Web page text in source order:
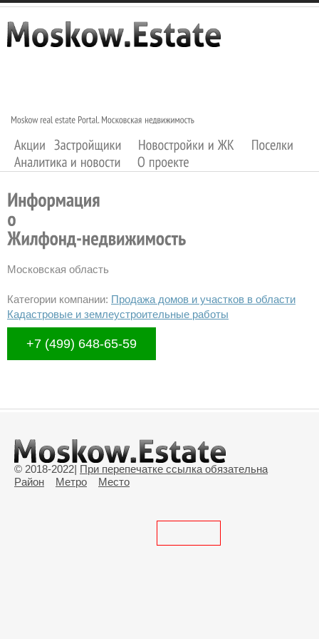
Московская область
Категории компании: Продажа домов и участков в области
Кадастровые и землеустроительные работы
+7 (499) 648-65-59
© 2018-2022| При перепечатке ссылка обязательна
Район
Метро Место